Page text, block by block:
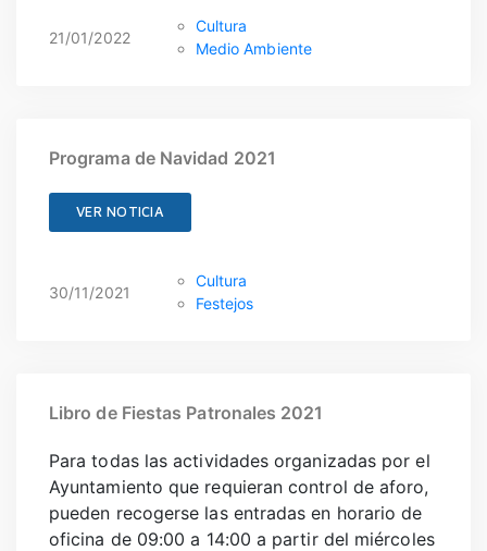
CULTURA
21/01/2022
Cultura
Medio Ambiente
Programa de Navidad 2021
VER NOTICIA
30/11/2021
Cultura
Festejos
Libro de Fiestas Patronales 2021
Para todas las actividades organizadas por el
Ayuntamiento que requieran control de aforo,
pueden recogerse las entradas en horario de
oficina de 09:00 a 14:00 a partir del miércoles